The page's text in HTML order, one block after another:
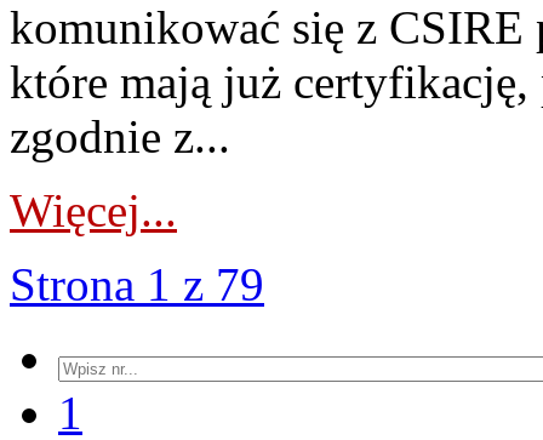
komunikować się z
które mają już
zgodnie z...
Więcej...
Strona 1 z 79
1